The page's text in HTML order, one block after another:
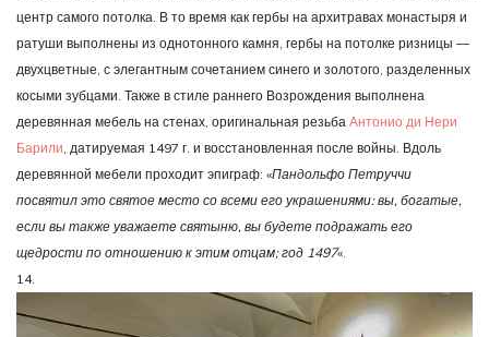
центр самого потолка. В то время как гербы на архитравах монастыря и
ратуши выполнены из однотонного камня, гербы на потолке ризницы —
двухцветные, с элегантным сочетанием синего и золотого, разделенных
косыми зубцами. Также в стиле раннего Возрождения выполнена
деревянная мебель на стенах, оригинальная резьба Антонио ди Нери
Барили , датируемая 1497 г. и восстановленная после войны. Вдоль
деревянной мебели проходит эпиграф: «Пандольфо Петруччи
посвятил это святое место со всеми его украшениями: вы, богатые,
если вы также уважаете святыню, вы будете подражать его
щедрости по отношению к этим отцам; год 1497«.
14.